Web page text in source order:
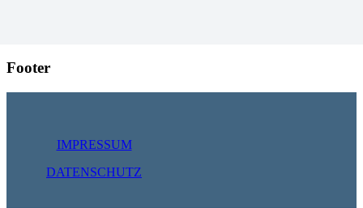
Footer
IMPRESSUM
DATENSCHUTZ